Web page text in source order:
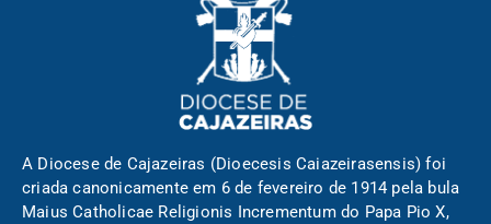
A Diocese de Cajazeiras (Dioecesis Caiazeirasensis) foi
criada canonicamente em 6 de fevereiro de 1914 pela bula
Maius Catholicae Religionis Incrementum do Papa Pio X,